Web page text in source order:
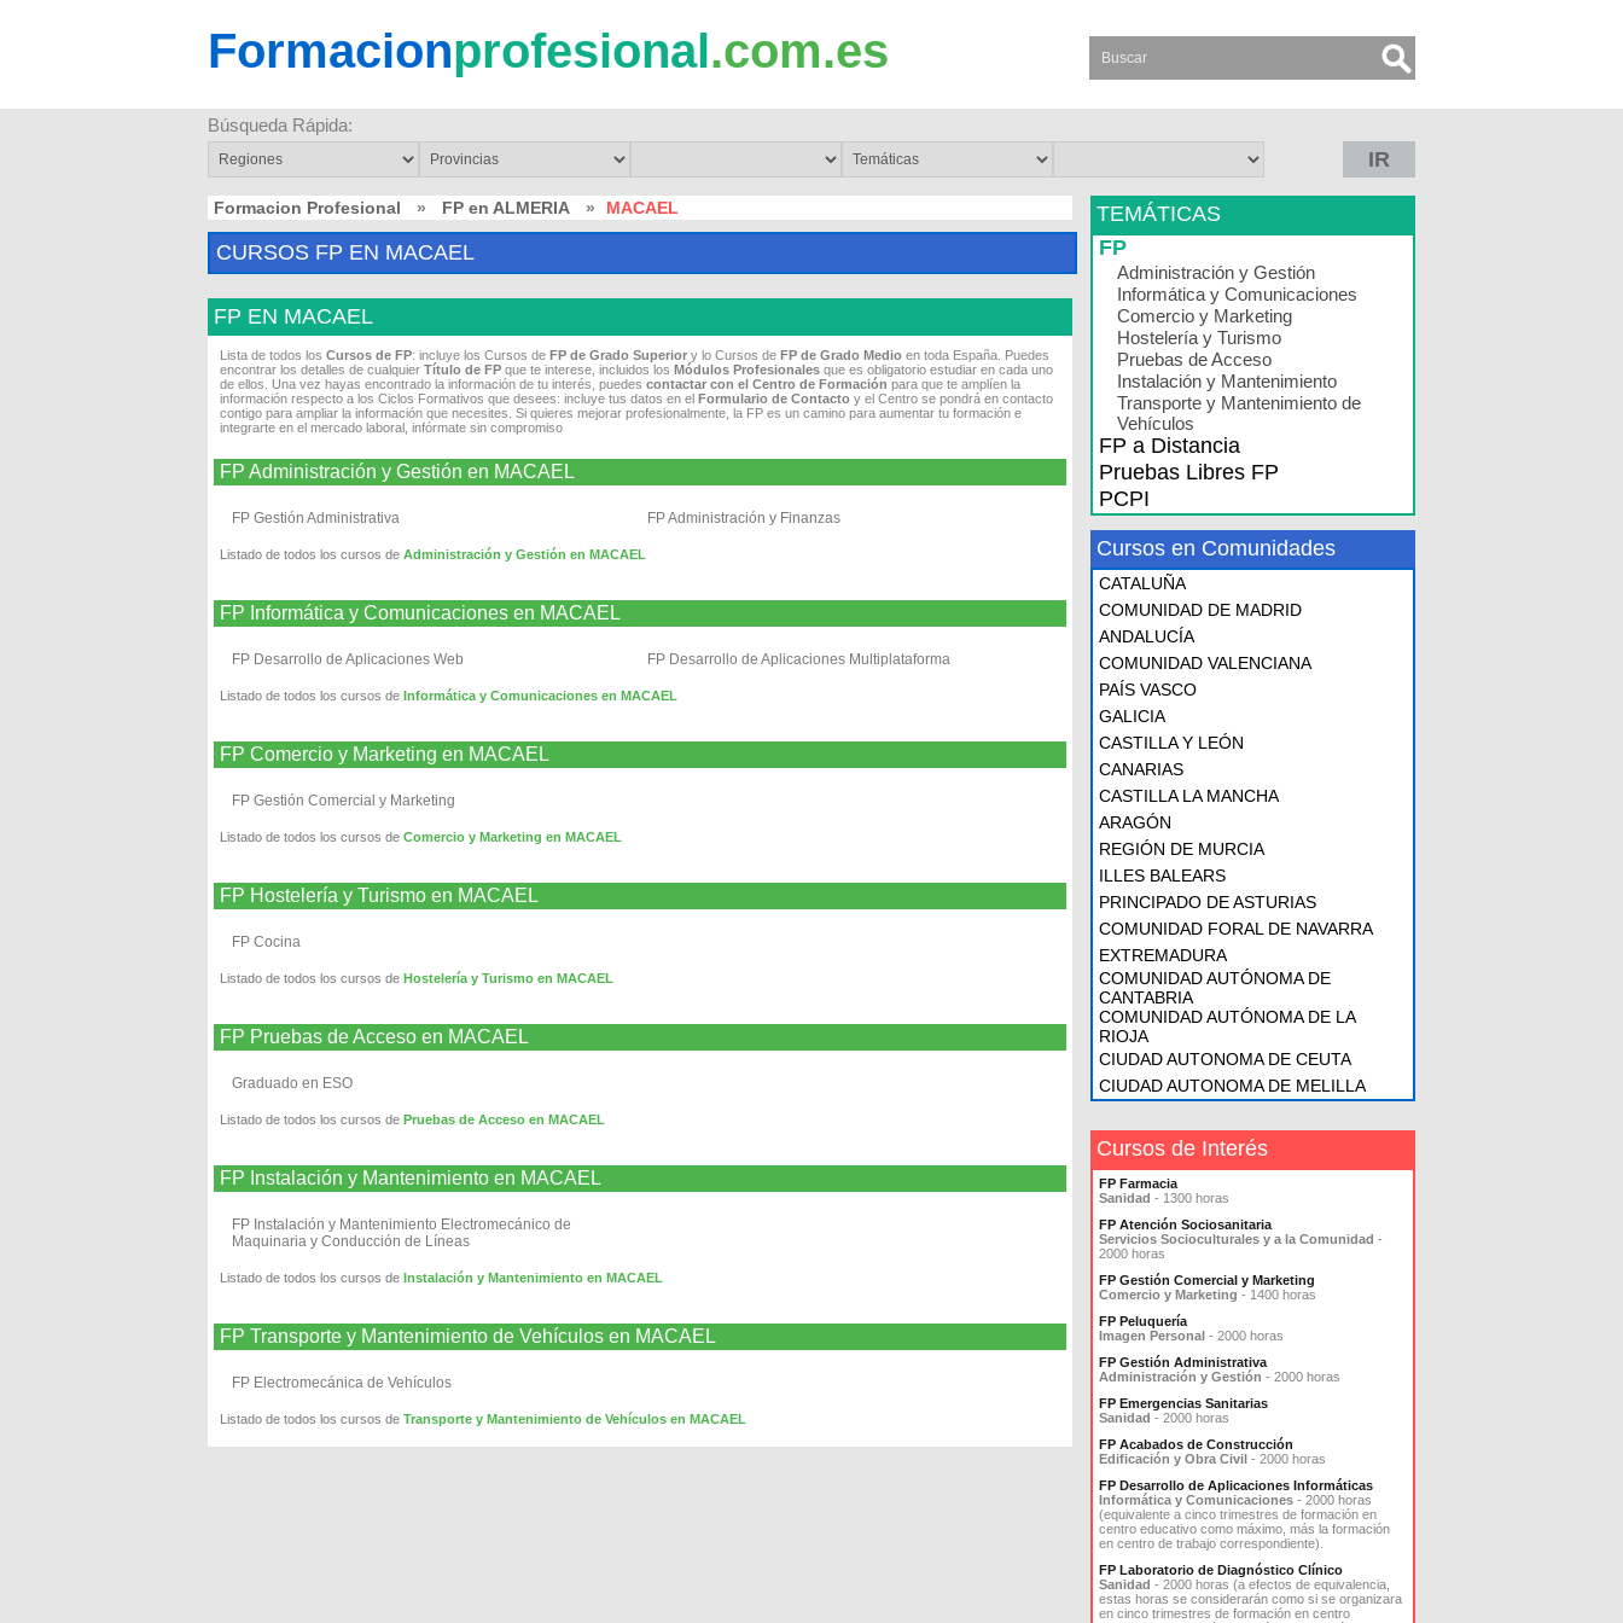
Formacionprofesional.com.es
Búsqueda Rápida:
IR
Formacion Profesional » FP en ALMERIA » MACAEL
CURSOS FP EN MACAEL
FP EN MACAEL
Lista de todos los Cursos de FP: incluye los Cursos de FP de Grado Superior y lo Cursos de FP de Grado Medio en toda España. Puedes
encontrar los detalles de cualquier Título de FP que te interese, incluidos los Módulos Profesionales que es obligatorio estudiar en cada uno
de ellos. Una vez hayas encontrado la información de tu interés, puedes contactar con el Centro de Formación para que te amplíen la
información respecto a los Ciclos Formativos que desees: incluye tus datos en el Formulario de Contacto y el Centro se pondrá en contacto
contigo para ampliar la información que necesites. Si quieres mejorar profesionalmente, la FP es un camino para aumentar tu formación e
integrarte en el mercado laboral, infórmate sin compromiso
FP Administración y Gestión en MACAEL
FP Gestión Administrativa FP Administración y Finanzas
Listado de todos los cursos de Administración y Gestión en MACAEL
FP Informática y Comunicaciones en MACAEL
FP Desarrollo de Aplicaciones Web FP Desarrollo de Aplicaciones Multiplataforma
Listado de todos los cursos de Informática y Comunicaciones en MACAEL
FP Comercio y Marketing en MACAEL
FP Gestión Comercial y Marketing
Listado de todos los cursos de Comercio y Marketing en MACAEL
FP Hostelería y Turismo en MACAEL
FP Cocina
Listado de todos los cursos de Hostelería y Turismo en MACAEL
FP Pruebas de Acceso en MACAEL
Graduado en ESO
Listado de todos los cursos de Pruebas de Acceso en MACAEL
FP Instalación y Mantenimiento en MACAEL
FP Instalación y Mantenimiento Electromecánico de
Maquinaria y Conducción de Líneas
Listado de todos los cursos de Instalación y Mantenimiento en MACAEL
FP Transporte y Mantenimiento de Vehículos en MACAEL
FP Electromecánica de Vehículos
Listado de todos los cursos de Transporte y Mantenimiento de Vehículos en MACAEL
TEMÁTICAS
FP
Administración y Gestión
Informática y Comunicaciones
Comercio y Marketing
Hostelería y Turismo
Pruebas de Acceso
Instalación y Mantenimiento
Transporte y Mantenimiento de
Vehículos
FP a Distancia
Pruebas Libres FP
PCPI
Cursos en Comunidades
CATALUÑA
COMUNIDAD DE MADRID
ANDALUCÍA
COMUNIDAD VALENCIANA
PAÍS VASCO
GALICIA
CASTILLA Y LEÓN
CANARIAS
CASTILLA LA MANCHA
ARAGÓN
REGIÓN DE MURCIA
ILLES BALEARS
PRINCIPADO DE ASTURIAS
COMUNIDAD FORAL DE NAVARRA
EXTREMADURA
COMUNIDAD AUTÓNOMA DE
CANTABRIA
COMUNIDAD AUTÓNOMA DE LA
RIOJA
CIUDAD AUTONOMA DE CEUTA
CIUDAD AUTONOMA DE MELILLA
Cursos de Interés
FP Farmacia
Sanidad - 1300 horas
FP Atención Sociosanitaria
Servicios Socioculturales y a la Comunidad -
2000 horas
FP Gestión Comercial y Marketing
Comercio y Marketing - 1400 horas
FP Peluquería
Imagen Personal - 2000 horas
FP Gestión Administrativa
Administración y Gestión - 2000 horas
FP Emergencias Sanitarias
Sanidad - 2000 horas
FP Acabados de Construcción
Edificación y Obra Civil - 2000 horas
FP Desarrollo de Aplicaciones Informáticas
Informática y Comunicaciones - 2000 horas
(equivalente a cinco trimestres de formación en
centro educativo como máximo, más la formación
en centro de trabajo correspondiente).
FP Laboratorio de Diagnóstico Clínico
Sanidad - 2000 horas (a efectos de equivalencia,
estas horas se considerarán como si se organizara
en cinco trimestres de formación en centro